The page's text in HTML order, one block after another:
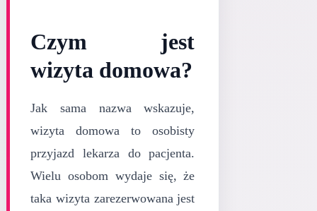
Czym jest
wizyta domowa?
Jak sama nazwa wskazuje,
wizyta domowa to osobisty
przyjazd lekarza do pacjenta.
Wielu osobom wydaje się, że
taka wizyta zarezerwowana jest